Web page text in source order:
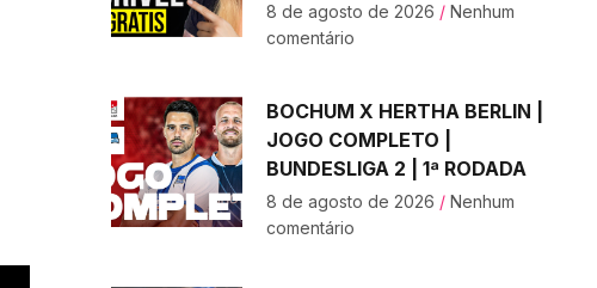
8 de agosto de 2026 Nenhum
comentário
BOCHUM X HERTHA BERLIN |
JOGO COMPLETO |
BUNDESLIGA 2 | 1ª RODADA
8 de agosto de 2026 Nenhum
comentário